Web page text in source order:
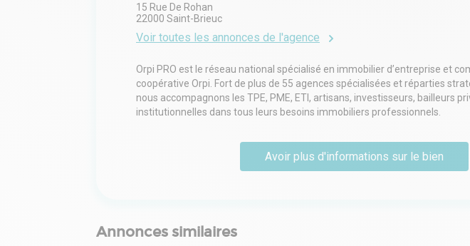
15 Rue De Rohan
22000 Saint-Brieuc
Voir toutes les annonces de l'agence
Orpi PRO est le réseau national spécialisé en immobilier d’entreprise et
coopérative Orpi. Fort de plus de 55 agences spécialisées et réparties
nous accompagnons les TPE, PME, ETI, artisans, investisseurs, bailleurs
institutionnelles dans tous leurs besoins immobiliers professionnels.
Avoir plus d'informations sur le bien
Annonces similaires